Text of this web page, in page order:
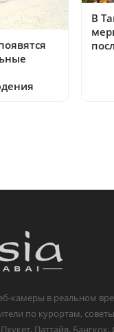
В
камеры в реальном
по курортам,
Паттайя, Бангкок,